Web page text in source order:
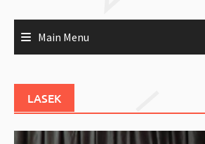
Main Menu
LASEK